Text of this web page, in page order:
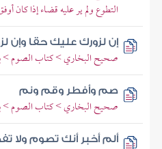
التطوع ولم ير عليه قضاء إذا كان
إن لزورك عليك حقا وإن
صحيح البخاري > كتاب الصوم
صم وأفطر وقم ونم
صحيح البخاري > كتاب الصوم >
ألم أخبر أنك تصوم